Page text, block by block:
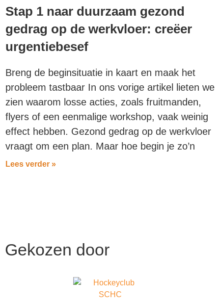
Stap 1 naar duurzaam gezond
gedrag op de werkvloer: creëer
urgentiebesef
Breng de beginsituatie in kaart en maak het
probleem tastbaar In ons vorige artikel lieten we
zien waarom losse acties, zoals fruitmanden,
flyers of een eenmalige workshop, vaak weinig
effect hebben. Gezond gedrag op de werkvloer
vraagt om een plan. Maar hoe begin je zo’n
Lees verder »
Gekozen door